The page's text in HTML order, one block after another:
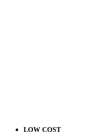
LOW COST